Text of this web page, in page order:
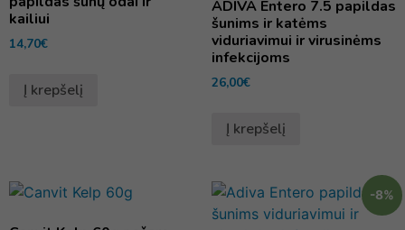
kailiui
14,70€
Į krepšelį
ADIVA Entero 7.5 papildas
šunims ir katėms
viduriavimui ir virusinėms
infekcijoms
26,00€
Į krepšelį
-8%